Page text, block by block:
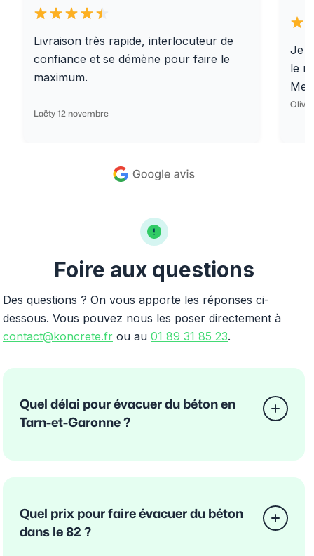
Livraison très rapide, interlocuteur de
confiance et se démène pour faire le
maximum.
Laëty 12 novembre
Je
le
Foire aux questions
Des questions ? On vous apporte les réponses ci-
dessous. Vous pouvez nous les poser directement à
contact@koncrete.fr ou au 01 89 31 85 23.
Quel délai pour évacuer du béton en
Tarn-et-Garonne ?
Quel prix pour faire évacuer du béton
dans le 82 ?